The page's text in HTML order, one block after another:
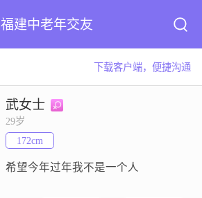
福建中老年交友
下载客户端，便捷沟通
武女士
29岁
172cm
希望今年过年我不是一个人